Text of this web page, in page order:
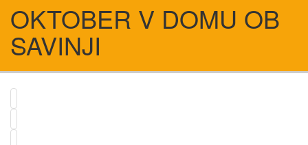
OKTOBER V DOMU OB
SAVINJI